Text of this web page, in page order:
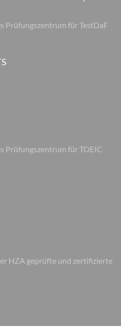
Prüfungszentrum für TestDaF
Prüfungszentrum für TOEIC
HZA geprüfte und zertifizierte